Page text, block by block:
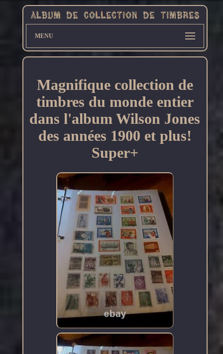
MENU
Magnifique collection de
timbres du monde entier
dans l'album Wilson Jones
des années 1900 et plus!
Super+